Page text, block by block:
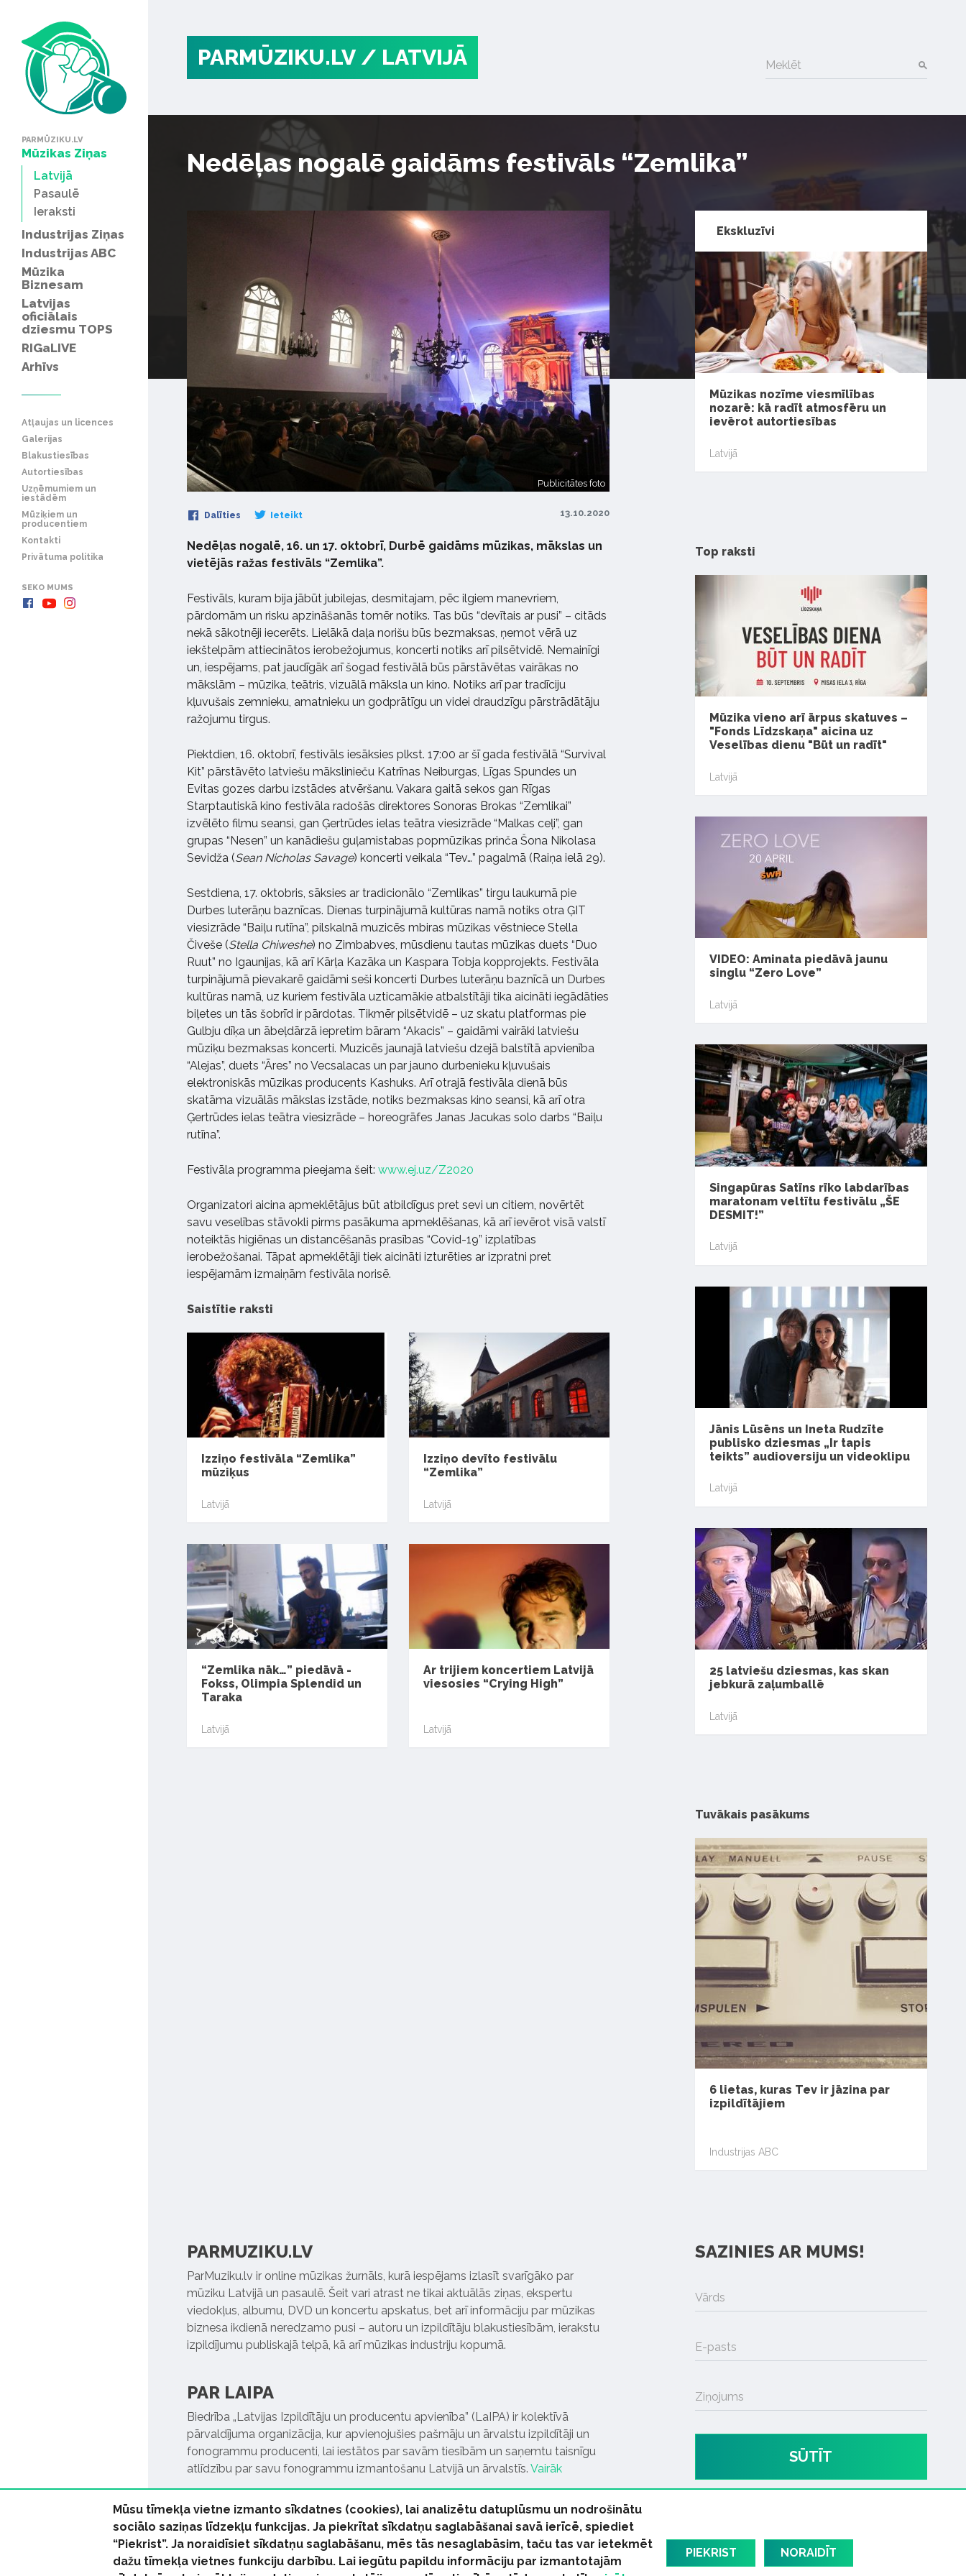
PARMŪZIKU.LV
Mūzikas Ziņas
Latvijā
Pasaulē
Ieraksti
Industrijas Ziņas
Industrijas ABC
Mūzika
Biznesam
Latvijas
oficiālais
dziesmu TOPS
RIGaLIVE
Arhīvs
Atļaujas un licences
Galerijas
Blakustiesības
Autortiesības
Uzņēmumiem un
iestādēm
Mūziķiem un
producentiem
Kontakti
Privātuma politika
SEKO MUMS
PARMŪZIKU.LV / LATVIJĀ Meklēt
Nedēļas nogalē gaidāms festivāls “Zemlika”
Publicitātes foto
Dalīties Ieteikt 13.10.2020
Nedēļas nogalē, 16. un 17. oktobrī, Durbē gaidāms mūzikas, mākslas un
vietējās ražas festivāls “Zemlika”.
Festivāls, kuram bija jābūt jubilejas, desmitajam, pēc ilgiem manevriem,
pārdomām un risku apzināšanās tomēr notiks. Tas būs “devītais ar pusi” – citāds
nekā sākotnēji iecerēts. Lielākā daļa norišu būs bezmaksas, ņemot vērā uz
iekštelpām attiecinātos ierobežojumus, koncerti notiks arī pilsētvidē. Nemainīgi
un, iespējams, pat jaudīgāk arī šogad festivālā būs pārstāvētas vairākas no
mākslām – mūzika, teātris, vizuālā māksla un kino. Notiks arī par tradīciju
kļuvušais zemnieku, amatnieku un godprātīgu un videi draudzīgu pārstrādātāju
ražojumu tirgus.
Piektdien, 16. oktobrī, festivāls iesāksies plkst. 17:00 ar šī gada festivālā “Survival
Kit” pārstāvēto latviešu mākslinieču Katrīnas Neiburgas, Līgas Spundes un
Evitas gozes darbu izstādes atvēršanu. Vakara gaitā sekos gan Rīgas
Starptautiskā kino festivāla radošās direktores Sonoras Brokas “Zemlikai”
izvēlēto filmu seansi, gan Ģertrūdes ielas teātra viesizrāde “Malkas ceļi”, gan
grupas “Nesen” un kanādiešu guļamistabas popmūzikas prinča Šona Nikolasa
Sevidža (Sean Nicholas Savage) koncerti veikala “Tev…” pagalmā (Raiņa ielā 29).
Sestdiena, 17. oktobris, sāksies ar tradicionālo “Zemlikas” tirgu laukumā pie
Durbes luterāņu baznīcas. Dienas turpinājumā kultūras namā notiks otra ĢIT
viesizrāde “Baiļu rutīna”, pilskalnā muzicēs mbiras mūzikas vēstniece Stella
Čiveše (Stella Chiweshe) no Zimbabves, mūsdienu tautas mūzikas duets “Duo
Ruut” no Igaunijas, kā arī Kārļa Kazāka un Kaspara Tobja kopprojekts. Festivāla
turpinājumā pievakarē gaidāmi seši koncerti Durbes luterāņu baznīcā un Durbes
kultūras namā, uz kuriem festivāla uzticamākie atbalstītāji tika aicināti iegādāties
biļetes un tās šobrīd ir pārdotas. Tikmēr pilsētvidē – uz skatu platformas pie
Gulbju dīķa un ābeļdārzā iepretim bāram “Akacis” – gaidāmi vairāki latviešu
mūziķu bezmaksas koncerti. Muzicēs jaunajā latviešu dzejā balstītā apvienība
“Alejas”, duets “Āres” no Vecsalacas un par jauno durbenieku kļuvušais
elektroniskās mūzikas producents Kashuks. Arī otrajā festivāla dienā būs
skatāma vizuālās mākslas izstāde, notiks bezmaksas kino seansi, kā arī otra
Ģertrūdes ielas teātra viesizrāde – horeogrāfes Janas Jacukas solo darbs “Baiļu
rutīna”.
Festivāla programma pieejama šeit: www.ej.uz/Z2020
Organizatori aicina apmeklētājus būt atbildīgus pret sevi un citiem, novērtēt
savu veselības stāvokli pirms pasākuma apmeklēšanas, kā arī ievērot visā valstī
noteiktās higiēnas un distancēšanās prasības “Covid-19” izplatības
ierobežošanai. Tāpat apmeklētāji tiek aicināti izturēties ar izpratni pret
iespējamām izmaiņām festivāla norisē.
Saistītie raksti
Izziņo festivāla “Zemlika”
mūziķus
Latvijā
Izziņo devīto festivālu
“Zemlika”
Latvijā
“Zemlika nāk…” piedāvā -
Fokss, Olimpia Splendid un
Taraka
Latvijā
Ar trijiem koncertiem Latvijā
viesosies “Crying High”
Latvijā
Ekskluzīvi
Mūzikas nozīme viesmīlības
nozarē: kā radīt atmosfēru un
ievērot autortiesības
Latvijā
Top raksti
Mūzika vieno arī ārpus skatuves –
"Fonds Līdzskaņa" aicina uz
Veselības dienu "Būt un radīt"
Latvijā
VIDEO: Aminata piedāvā jaunu
singlu “Zero Love”
Latvijā
Singapūras Satīns rīko labdarības
maratonam veltītu festivālu „ŠE
DESMIT!”
Latvijā
Jānis Lūsēns un Ineta Rudzīte
publisko dziesmas „Ir tapis
teikts” audioversiju un videoklipu
Latvijā
25 latviešu dziesmas, kas skan
jebkurā zaļumballē
Latvijā
Tuvākais pasākums
6 lietas, kuras Tev ir jāzina par
izpildītājiem
Industrijas ABC
PARMUZIKU.LV
ParMuziku.lv ir online mūzikas žurnāls, kurā iespējams izlasīt svarīgāko par
mūziku Latvijā un pasaulē. Šeit vari atrast ne tikai aktuālās ziņas, ekspertu
viedokļus, albumu, DVD un koncertu apskatus, bet arī informāciju par mūzikas
biznesa ikdienā neredzamo pusi – autoru un izpildītāju blakustiesībām, ierakstu
izpildījumu publiskajā telpā, kā arī mūzikas industriju kopumā.
PAR LAIPA
Biedrība „Latvijas Izpildītāju un producentu apvienība” (LaIPA) ir kolektīvā
pārvaldījuma organizācija, kur apvienojušies pašmāju un ārvalstu izpildītāji un
fonogrammu producenti, lai iestātos par savām tiesībām un saņemtu taisnīgu
atlīdzību par savu fonogrammu izmantošanu Latvijā un ārvalstīs. Vairāk
SAZINIES AR MUMS!
Vārds
E-pasts
Ziņojums
SŪTĪT
© 2026 parmuziku.lv, visas tiesības paturētas
Mūsu tīmekļa vietne izmanto sīkdatnes (cookies), lai analizētu datuplūsmu un nodrošinātu
sociālo saziņas līdzekļu funkcijas. Ja piekrītat sīkdatņu saglabāšanai savā ierīcē, spiediet
“Piekrist”. Ja noraidīsiet sīkdatņu saglabāšanu, mēs tās nesaglabāsim, taču tas var ietekmēt
dažu tīmekļa vietnes funkciju darbību. Lai iegūtu papildu informāciju par izmantotajām
PIEKRIST NORAIDĪT